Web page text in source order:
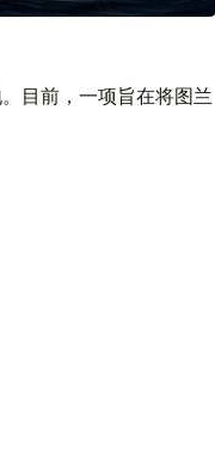
目前，一项旨在将图兰